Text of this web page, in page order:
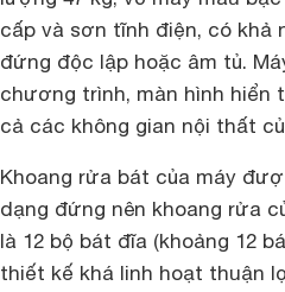
cấp và sơn tĩnh điện, có khả
đứng độc lập hoặc âm tủ.
chương trình, màn hình hiển
cả các không gian nội thất
Khoang rửa bát của máy
dạng đứng nên khoang rửa
là 12 bộ bát đĩa (khoảng 12
thiết kế khá linh hoạt thuận